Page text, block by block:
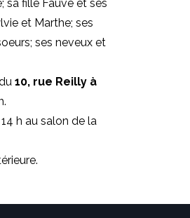
sa fille Fauve et ses
et Marthe; ses
ses neveux et
10, rue Reilly à
h au salon de la